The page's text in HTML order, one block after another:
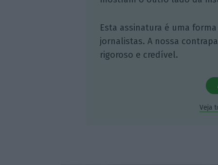
Esta assinatura é uma
jornalistas. A nossa
rigoroso e credível.
Veja